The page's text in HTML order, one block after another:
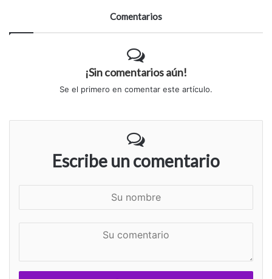
Comentarios
¡Sin comentarios aún!
Se el primero en comentar este artículo.
Escribe un comentario